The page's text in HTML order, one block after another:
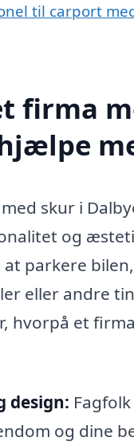
til carport
firma
skur i
og
parkere
eller andre
hvorpå et
design:
og dine